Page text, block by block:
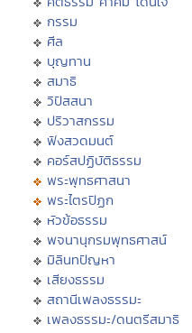
กรรม
ศีล
บุญทาน
สมาธิ
วิปัสสนา
ปริวาสกรรม
ฟังสวดมนต์
คอร์สปฏิบัติธรรม
พระพุทธศาสนา
พระไตรปิฏก
หัวข้อธรรม
พจนานุกรมพุทธศาสน์
มิลินทปัญหา
เสียงธรรม
สถานีเพลงธรรมะ
เพลงธรรมะ/ดนตรีสมาธิ